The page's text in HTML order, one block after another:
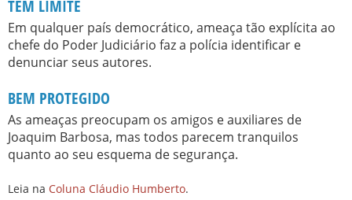
TEM LIMITE
Em qualquer país democrático, ameaça tão explícita ao
chefe do Poder Judiciário faz a polícia identificar e
denunciar seus autores.
BEM PROTEGIDO
As ameaças preocupam os amigos e auxiliares de
Joaquim Barbosa, mas todos parecem tranquilos
quanto ao seu esquema de segurança.
Leia na Coluna Cláudio Humberto.